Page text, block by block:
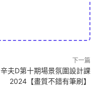
下一篇
辛夫D第十期場景氛圍設計課
2024【畫質不錯有筆刷】